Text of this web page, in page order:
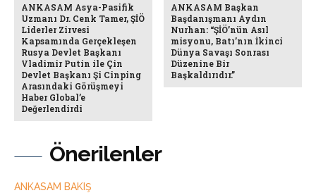
Önerilenler
ANKASAM BAKIŞ
ANKASAM Asya-Pasifik
Uzmanı Dr. Cenk Tamer, ŞİÖ
Liderler Zirvesi
Kapsamında Gerçekleşen
Rusya Devlet Başkanı
Vladimir Putin ile Çin
Devlet Başkanı Şi Cinping
Arasındaki Görüşmeyi
Haber Global’e
Değerlendirdi
ANKASAM Başkan
Başdanışmanı Aydın
Nurhan: “ŞİÖ’nün Asıl
misyonu, Batı’nın İkinci
Dünya Savaşı Sonrası
Düzenine Bir
Başkaldırıdır.”